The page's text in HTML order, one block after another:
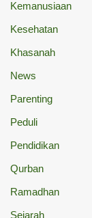
Kemanusiaan
Kesehatan
Khasanah
News
Parenting
Peduli
Pendidikan
Qurban
Ramadhan
Sejarah